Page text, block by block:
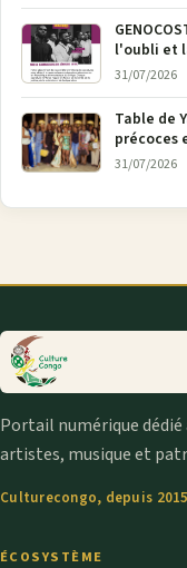
l'oubli et
la pétition
31/07/2026
Table de
précoces
aînée, la
31/07/2026
Portail numérique
artistes, musique et
Culturecongo, depuis
ÉCOSYSTÈME